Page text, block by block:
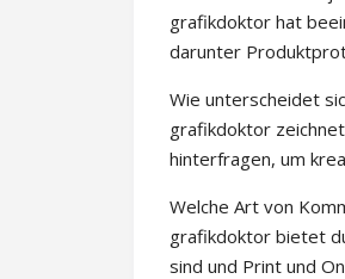
grafikdoktor hat
darunter
Wie unterscheidet
grafikdoktor
hinterfragen, um
Welche Art von
grafikdoktor bietet
sind und Print und